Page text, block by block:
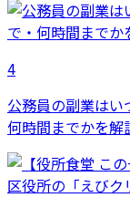
4
公務員の副業はい
何時間までかを解